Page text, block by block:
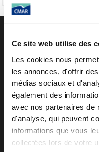
Ce site web utilise des
Les cookies nous
les annonces, d'offrir
médias sociaux et
également des
avec nos partenaires de
d'analyse, qui peuvent
informations que vous
collectées lors de votre
NOUS CONTACTER
CONTACT
Accueil : +33 (0)2 41
Commercial
+33 (0)2 41
SAV
:+33 (0)2 41
Pièces
:+33 (0)2 41
CMAR - Z.A. Pont-Rame